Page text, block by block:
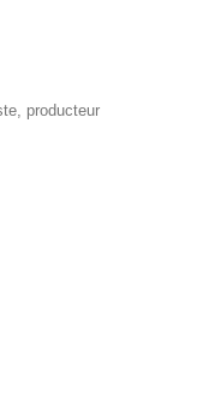
producteur